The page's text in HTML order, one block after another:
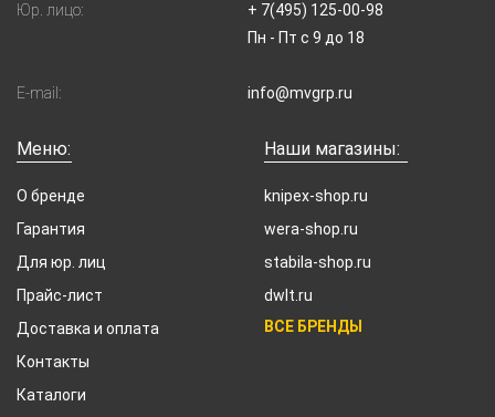
Юр. лицо:
+ 7(495) 125-00-98
Пн - Пт с 9 до 18
E-mail: info@mvgrp.ru
Меню:
О бренде
Гарантия
Для юр. лиц
Прайс-лист
Доставка и оплата
Контакты
Каталоги
Наши магазины:
knipex-shop.ru
wera-shop.ru
stabila-shop.ru
dwlt.ru
ВСЕ БРЕНДЫ